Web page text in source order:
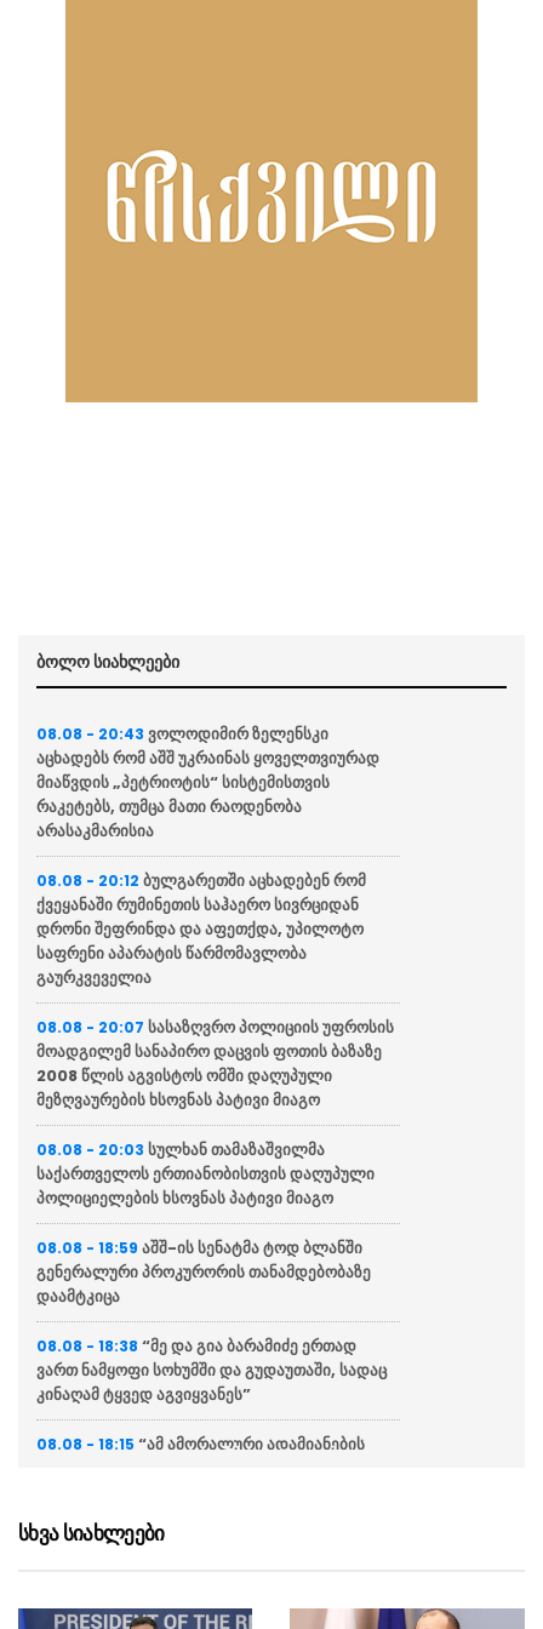
ბოლო სიახლეები
08.08 - 20:43 ვოლოდიმირ ზელენსკი
აცხადებს რომ აშშ უკრაინას ყოველთვიურად
მიაწვდის „პეტრიოტის“ სისტემისთვის
რაკეტებს, თუმცა მათი რაოდენობა
არასაკმარისია
08.08 - 20:12 ბულგარეთში აცხადებენ რომ
ქვეყანაში რუმინეთის საჰაერო სივრციდან
დრონი შეფრინდა და აფეთქდა, უპილოტო
საფრენი აპარატის წარმომავლობა
გაურკვეველია
08.08 - 20:07 სასაზღვრო პოლიციის უფროსის
მოადგილემ სანაპირო დაცვის ფოთის ბაზაზე
2008 წლის აგვისტოს ომში დაღუპული
მეზღვაურების ხსოვნას პატივი მიაგო
08.08 - 20:03 სულხან თამაზაშვილმა
საქართველოს ერთიანობისთვის დაღუპული
პოლიციელების ხსოვნას პატივი მიაგო
08.08 - 18:59 აშშ-ის სენატმა ტოდ ბლანში
გენერალური პროკურორის თანამდებობაზე
დაამტკიცა
08.08 - 18:38 “მე და გია ბარამიძე ერთად
ვართ ნამყოფი სოხუმში და გუდაუთაში, სადაც
კინაღამ ტყვედ აგვიყვანეს”
08.08 - 18:15 “ამ ამორალური ადამიანების
08.08 - 17:52“ეს ადამიანები არანაირი
სხვა სიახლეები